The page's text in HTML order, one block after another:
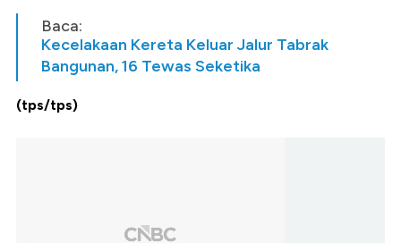
Baca:
Kecelakaan Kereta Keluar Jalur Tabrak
Bangunan, 16 Tewas Seketika
(tps/tps)